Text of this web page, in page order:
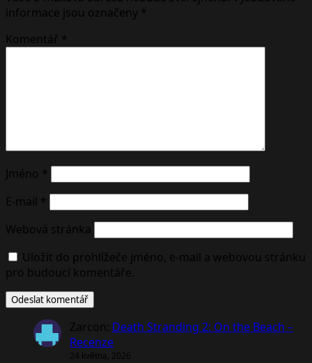
informace jsou označeny *
Komentář *
Jméno *
E-mail *
Webová stránka
Uložit do prohlížeče jméno, e-mail a webovou stránku
pro budoucí komentáře.
Zarcon: Death Stranding 2: On the Beach –
Recenze
24 května, 2026